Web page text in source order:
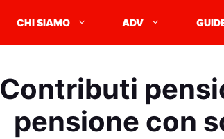
CHI SIAMO ADV
Contributi
pensione con